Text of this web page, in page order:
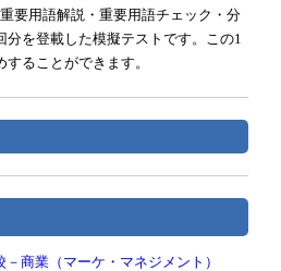
要用語解説・重要用語チェック・分
分を登載した模擬テストです。この1
ることができます。
商業（マーケ・マネジメント）